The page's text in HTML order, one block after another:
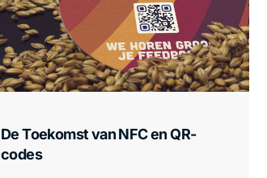
De Toekomst van NFC en QR-
codes